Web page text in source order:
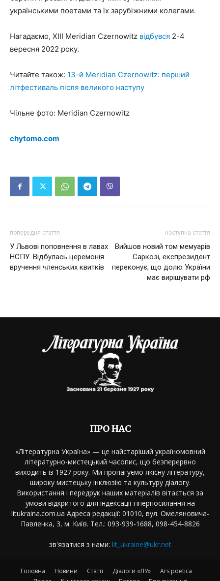
українськими поетами та їх зарубіжними колегами.
Нагадаємо, ХІІІ Meridian Czernowitz відбувся 2-4
вересня 2022 року.
Читайте також: 13-й Meridian Czernowitz: перший
літфестиваль після великого наступу
Чільне фото: Meridian Czernowitz
chytomo.com
попередня стаття
У Львові поповнення в лавах
НСПУ. Відбулась церемонія
вручення членських квитків
наступна стаття
Вийшов новий том мемуарів
Саркозі, експрезидент
переконує, що долю України
має вирішувати рф
ПРО НАС
«Літературна Україна» — це найстаріший україномовний
літературно-мистецький часопис, що безперервно
виходить із 1927 року. Ми пропагуємо якісну літературу,
широку мистецьку інклюзію та культуру діалогу.
Використання і передрук наших матеріалів вітається за
умови відкритого для індексації гіперпосилання на
litukraina.com.ua Адреса редакції: 01010, вул. Омеляновича-
Павленка, 3, м. Київ. Тел.: 093-939-1688, 098-454-8826
зв'язатися з нами: lit_ukraine@ukr.net
Головна Новини Статті Діалоги «ЛУ»
Ars poetica